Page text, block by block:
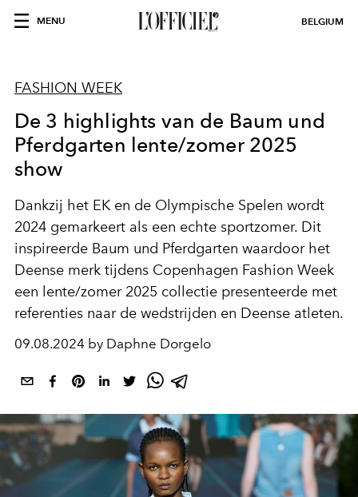
MENU BELGIUM
FASHION WEEK
De 3 highlights van de Baum und
Pferdgarten lente/zomer 2025
show
Dankzij het EK en de Olympische Spelen wordt
2024 gemarkeert als een echte sportzomer. Dit
inspireerde Baum und Pferdgarten waardoor het
Deense merk tijdens Copenhagen Fashion Week
een lente/zomer 2025 collectie presenteerde met
referenties naar de wedstrijden en Deense atleten.
09.08.2024 by Daphne Dorgelo